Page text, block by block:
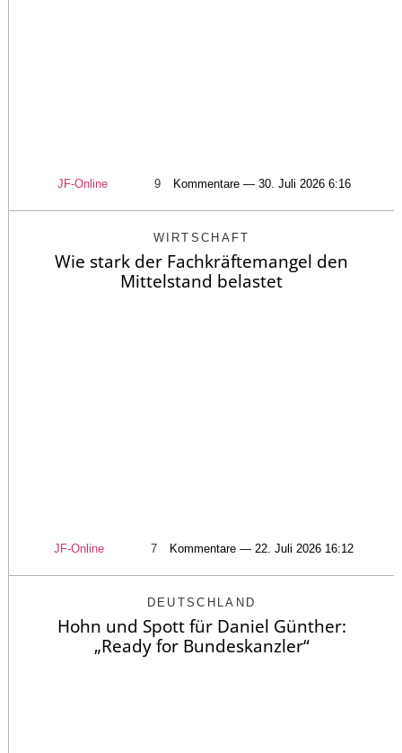
JF-Online 9 Kommentare — 30. Juli 2026 6:16
WIRTSCHAFT
Wie stark der Fachkräftemangel den
Mittelstand belastet
JF-Online 7 Kommentare — 22. Juli 2026 16:12
DEUTSCHLAND
Hohn und Spott für Daniel Günther:
„Ready for Bundeskanzler“